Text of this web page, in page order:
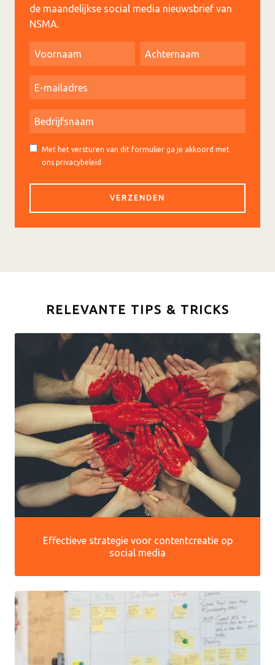
de maandelijkse social media nieuwsbrief van
NSMA.
Met het versturen van dit formulier ga je akkoord met
ons privacybeleid
RELEVANTE TIPS & TRICKS
Effectieve strategie voor contentcreatie op
social media